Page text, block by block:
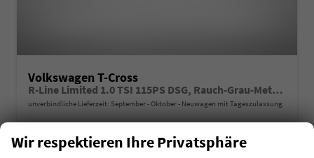
Volkswagen T-Cross
R-Line Limited 1.0 TSI 115PS DSG, Rauch-Grau-Metallic, 5 JAHRE GARANTIE, ANHÄNGERKUPPLUNG, CLIMATRONIC, SITZHEIZUNG, 18" Alu, MATRIX-LED, Adaptiver Tempomat ACC, Parksensoren, Rückfahrkamera, Keyless, Abgedunkelte Scheiben, Radio "Ready2Discover" + App-Connect
unverbindliche Lieferzeit: September - Oktober Neuwagen mit Tageszulassung
43799
Autom. 7-Gang
Wir respektieren Ihre Privatsphäre